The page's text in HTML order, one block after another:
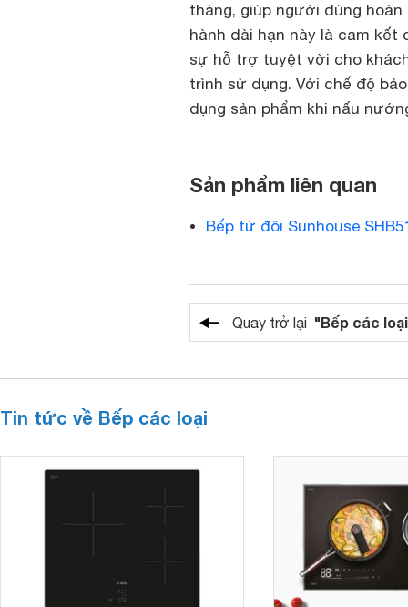
tháng, giúp người dùng
hành dài hạn này là cam kết
sự hỗ trợ tuyệt vời cho
trình sử dụng. Với chế độ
dụng sản phẩm khi nấu
Sản phẩm liên quan
Bếp từ đôi Sunhouse
Quay trở lại "Bếp các
Tin tức về Bếp các loại